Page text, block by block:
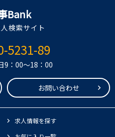
Bank
検索サイト
5231-89
9：00～18：00
お問い合わせ
求人情報を探す